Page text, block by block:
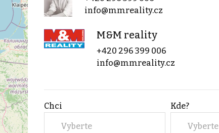
info@mmreality.cz
M&M reality
+420 296 399 006
info@mmreality.cz
Chci
Vyberte
Kde?
Vyberte